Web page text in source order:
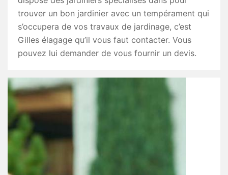
trouver un bon jardinier avec un tempérament qui
s’occupera de vos travaux de jardinage, c’est
Gilles élagage qu’il vous faut contacter. Vous
pouvez lui demander de vous fournir un devis.